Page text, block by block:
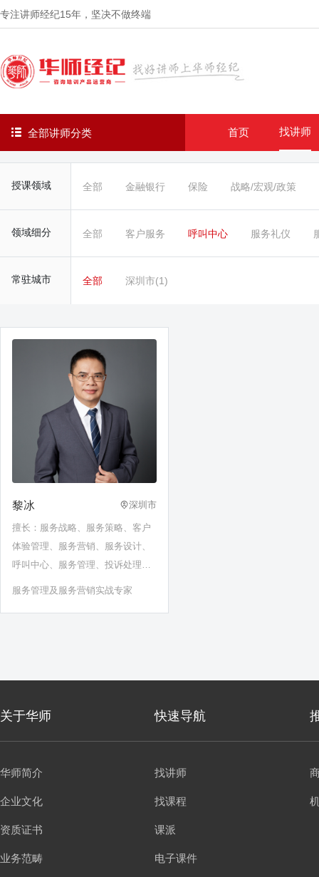
专注讲师经纪15年 ，坚决不做终端
全部讲师分类 首页 找讲师
授课领域 全部 金融银行 保险 战略/宏观/政策
领域细分 全部 客户服务 呼叫中心 服务礼仪
常驻城市 全部 深圳市(1)
黎冰 深圳市
擅长：服务战略、服务策略、客户
体验管理、服务营销、服务设计、
呼叫中心、服务管理、投诉处理、
服务人员压力调节、专业团队建
服务管理及服务营销实战专家
关于华师 快速导航
华师简介
企业文化
资质证书
业务范畴
找讲师
找课程
课派
电子课件